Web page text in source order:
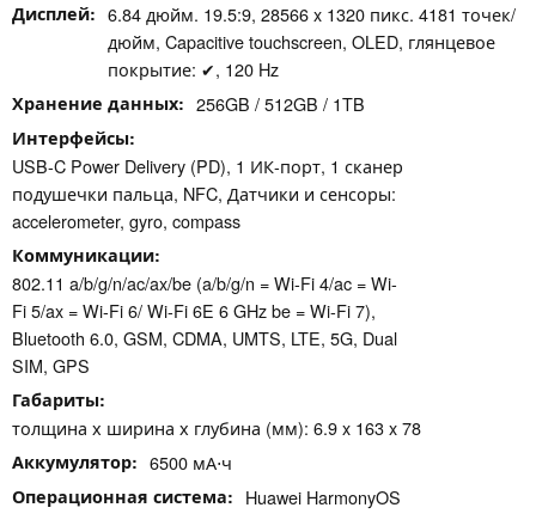
Дисплей
6.84 дюйм. 19.5:9, 28566 x 1320 пикс. 4181 точек/
дюйм, Capacitive touchscreen, OLED, глянцевое
покрытие: ✔, 120 Hz
Хранение данных 256GB / 512GB / 1TB
Интерфейсы
USB-C Power Delivery (PD), 1 ИК-порт, 1 сканер
подушечки пальца, NFC, Датчики и сенсоры:
accelerometer, gyro, compass
Коммуникации
802.11 a/​b/​g/​n/​ac/​ax/​be (a/b/g/n = Wi-Fi 4/ac = Wi-
Fi 5/ax = Wi-Fi 6/ Wi-Fi 6E 6 GHz be = Wi-Fi 7),
Bluetooth 6.0, GSM, CDMA, UMTS, LTE, 5G, Dual
SIM, GPS
Габариты
толщина х ширина х глубина (мм): 6.9 x 163 x 78
Аккумулятор 6500 мА⋅ч
Операционная система Huawei HarmonyOS